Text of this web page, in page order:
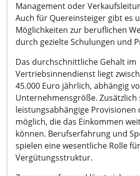
Management oder
Auch für Quereinsteiger gibt es
Möglichkeiten zur beruflichen
durch gezielte Schulungen und
Das durchschnittliche Gehalt im
Vertriebsinnendienst liegt
45.000 Euro jährlich, abhängig
Unternehmensgröße. Zusätzlich
leistungsabhängige Provisionen
möglich, die das Einkommen
können. Berufserfahrung und
spielen eine wesentliche Rolle
Vergütungsstruktur.